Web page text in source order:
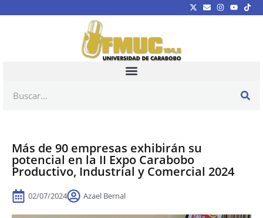
Más de 90 empresas exhibirán su
potencial en la II Expo Carabobo
Productivo, Industrial y Comercial 2024
02/07/2024 Azael Bernal